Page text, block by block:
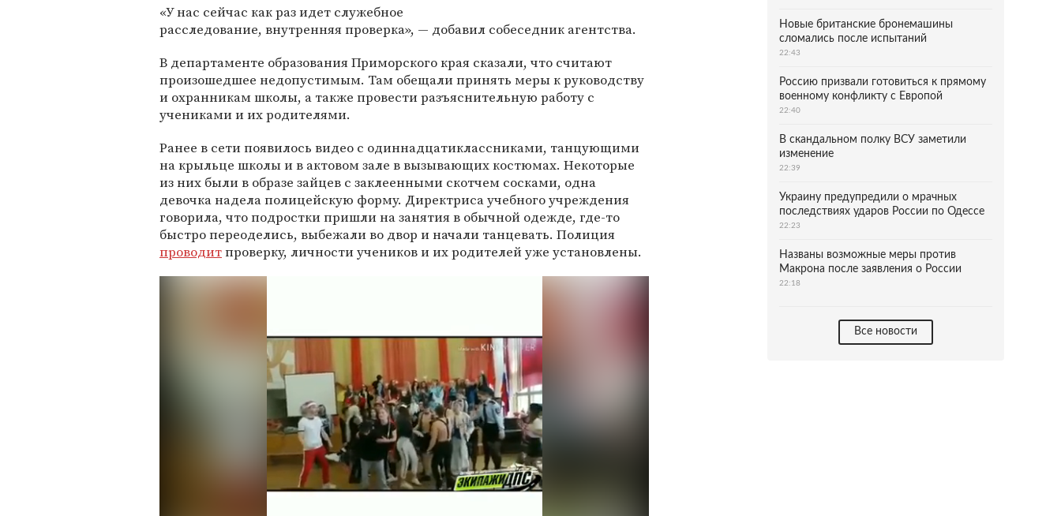
«У нас сейчас как раз идет служебное
расследование, внутренняя проверка», — добавил собеседник агентства.
В департаменте образования Приморского края сказали, что считают
произошедшее недопустимым. Там обещали принять меры к руководству
и охранникам школы, а также провести разъяснительную работу с
учениками и их родителями.
Ранее в сети появилось видео с одиннадцатиклассниками, танцующими
на крыльце школы и в актовом зале в вызывающих костюмах. Некоторые
из них были в образе зайцев с заклеенными скотчем сосками, одна
девочка надела полицейскую форму. Директриса учебного учреждения
говорила, что подростки пришли на занятия в обычной одежде, где-то
быстро переоделись, выбежали во двор и начали танцевать. Полиция
проводитпроверку, личности учеников и их родителей уже установлены.
Новые британские бронемашины
сломались после испытаний
22:43
Россию призвали готовиться к прямому
военному конфликту с Европой
22:40
В скандальном полку ВСУ заметили
изменение
22:39
Украину предупредили о мрачных
последствиях ударов России по Одессе
22:23
Названы возможные меры против
Макрона после заявления о России
22:18
Все новости